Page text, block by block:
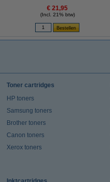
€ 21,95
(Incl. 21% btw)
Toner cartridges
HP toners
Samsung toners
Brother toners
Canon toners
Xerox toners